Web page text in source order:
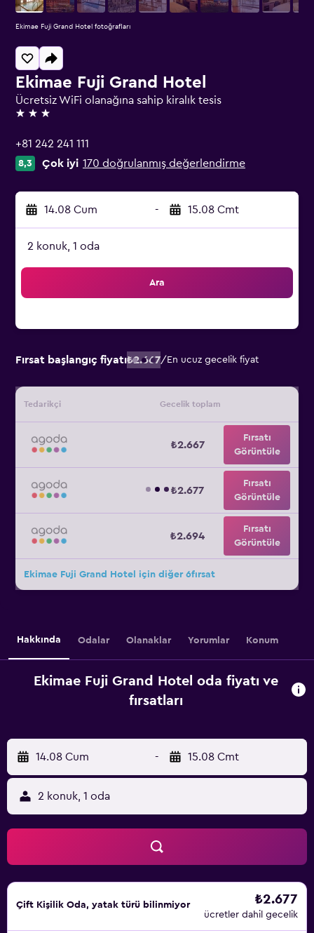
Ekimae Fuji Grand Hotel
Ücretsiz WiFi olanağına sahip kiralık tesis
3 yıldız
+81 242 241 111
8,3 Çok iyi 170 doğrulanmış değerlendirme
14.08 Cum - 15.08 Cmt
2 konuk, 1 oda
Ara
Fırsat başlangıç fiyatı₺2.667/ En ucuz gecelik fiyat
Tedarikçi Gecelik toplam
₺2.667
Fırsatı
Görüntüle
₺2.677
Fırsatı
Görüntüle
₺2.694
Fırsatı
Görüntüle
Ekimae Fuji Grand Hotel için diğer 6fırsat
Ekimae Fuji Grand Hotel fotoğrafları
Hakkında Odalar Olanaklar Yorumlar Konum
Ekimae Fuji Grand Hotel oda fiyatı ve
fırsatları
14.08 Cum - 15.08 Cmt
2 konuk, 1 oda
Çift ​Kişilik Oda, yatak türü bilinmiyor ₺2.677
ücretler dahil gecelik